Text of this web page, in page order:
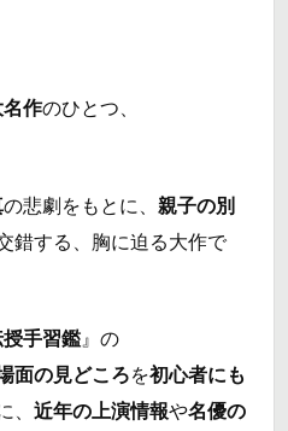
作のひとつ、
の悲劇をもとに、親子の別
錯する、胸に迫る大作で
手習鑑』の
面の見どころを初心者にも
、 近年の上演情報や名優の